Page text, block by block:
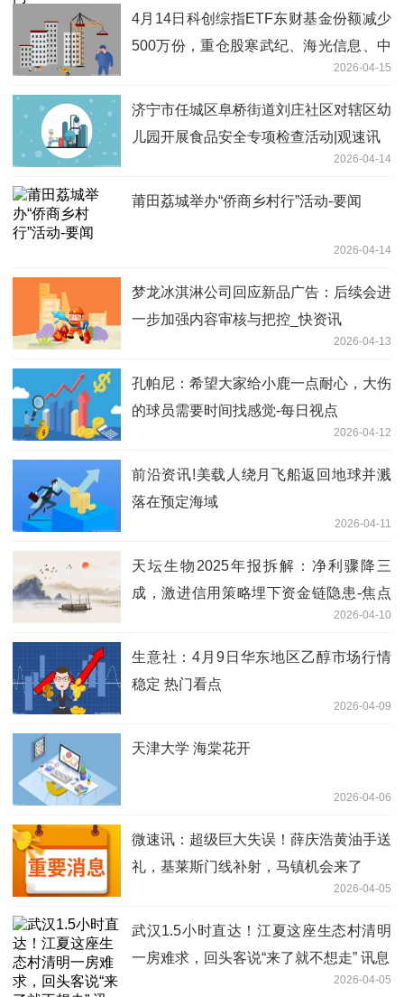
4月14日科创综指ETF东财基金份额减少
500万份，重仓股寒武纪、海光信息、中
2026-04-15
济宁市任城区阜桥街道刘庄社区对辖区幼
儿园开展食品安全专项检查活动|观速讯
2026-04-14
莆田荔城举办“侨商乡村行”活动-要闻
2026-04-14
梦龙冰淇淋公司回应新品广告：后续会进
一步加强内容审核与把控_快资讯
2026-04-13
孔帕尼：希望大家给小鹿一点耐心，大伤
的球员需要时间找感觉-每日视点
2026-04-12
前沿资讯!美载人绕月飞船返回地球并溅
落在预定海域
2026-04-11
天坛生物2025年报拆解：净利骤降三
成，激进信用策略埋下资金链隐患-焦点
2026-04-10
生意社：4月9日华东地区乙醇市场行情
稳定 热门看点
2026-04-09
天津大学 海棠花开
2026-04-06
微速讯：超级巨大失误！薛庆浩黄油手送
礼，基莱斯门线补射，马镇机会来了
2026-04-05
武汉1.5小时直达！江夏这座生态村清明
一房难求，回头客说“来了就不想走” 讯息
2026-04-05